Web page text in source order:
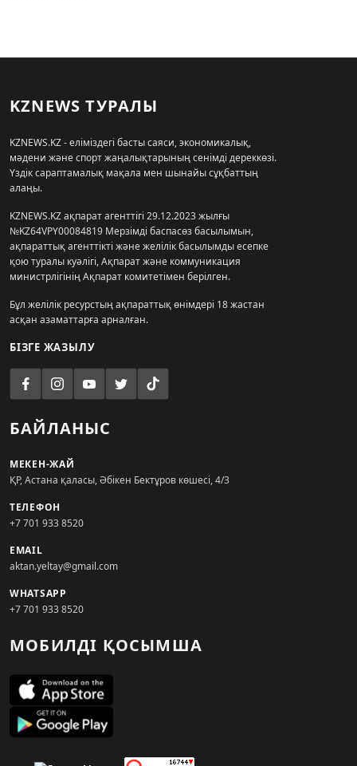
KZNEWS ТУРАЛЫ
KZNEWS.KZ - еліміздегі басты саяси, экономикалық,
мәдени және спорт жаңалықтарының сенімді дереккөзі.
Үздік сараптамалық мақала мен шынайы сұқбаттың
алаңы.
KZNEWS.KZ ақпарат агенттігі 29.12.2023 жылғы
№KZ64VPY00084819 Мерзімді баспасөз басылымын,
ақпараттық агенттікті және желілік басылымды есепке
қою туралы куәлігі, Ақпарат және коммуникация
министрлігінің Ақпарат комитетімен берілген.
Бұл желілік ресурстың ақпараттық өнімдері 18 жастан
асқан азаматтарға арналған.
БІЗГЕ ЖАЗЫЛУ
БАЙЛАНЫС
МЕКЕН-ЖАЙ
ҚР, Астана қаласы, Әбікен Бектұров көшесі, 4/3
ТЕЛЕФОН
+7 701 933 8520
EMAIL
aktan.yeltay@gmail.com
WHATSAPP
+7 701 933 8520
МОБИЛДІ ҚОСЫМША